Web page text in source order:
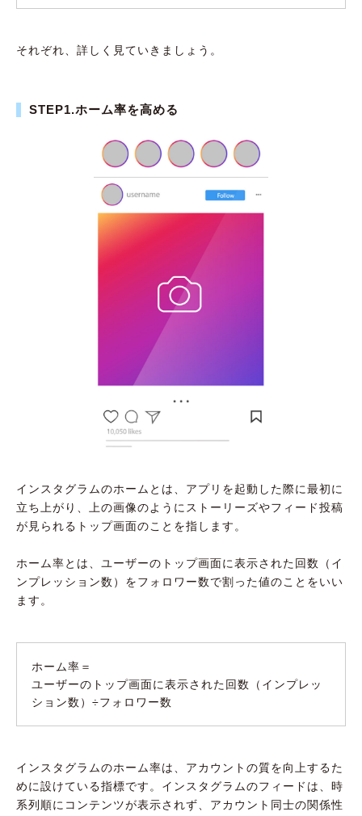
それぞれ、詳しく見ていきましょう。
STEP1.ホーム率を高める
インスタグラムのホームとは、アプリを起動した際に最初に
立ち上がり、上の画像のようにストーリーズやフィード投稿
が見られるトップ画面のことを指します。
ホーム率とは、ユーザーのトップ画面に表示された回数（イ
ンプレッション数）をフォロワー数で割った値のことをいい
ます。
ホーム率＝
ユーザーのトップ画面に表示された回数（インプレッ
ション数）÷フォロワー数
インスタグラムのホーム率は、アカウントの質を向上するた
めに設けている指標です。インスタグラムのフィードは、時
系列順にコンテンツが表示されず、アカウント同士の関係性